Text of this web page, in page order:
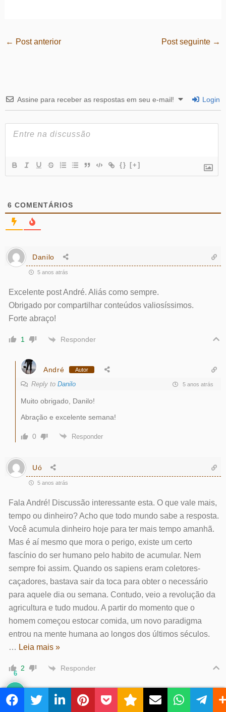
← Post anterior Post seguinte →
Assine para receber as respostas em seu e-mail! Login
{} [+]
6 COMENTÁRIOS
Danilo
5 anos atrás
Excelente post André. Aliás como sempre.
Obrigado por compartilhar conteúdos valiosíssimos.
Forte abraço!
1 Responder
André Autor
Reply to Danilo 5 anos atrás
Muito obrigado, Danilo!
Abração e excelente semana!
0 Responder
Uó
5 anos atrás
Fala André! Discussão interessante esta. O que vale mais,
tempo ou dinheiro? Acho que todo mundo sabe a resposta.
Você acumula dinheiro hoje para ter mais tempo amanhã.
Mas é aí mesmo que mora o perigo, existe um certo
fascínio do ser humano pelo habito de acumular. Nem
sempre foi assim. Quando os sapiens eram coletores-
caçadores, bastava sair da toca para obter o necessário
para aquele dia ou semana. Contudo, veio a revolução da
agricultura e tudo mudou. A partir do momento que o
homem começou estocar comida, um novo paradigma
entrou na mente humana ao longos dos últimos séculos.
… Leia mais »
2 Responder
André Autor
6